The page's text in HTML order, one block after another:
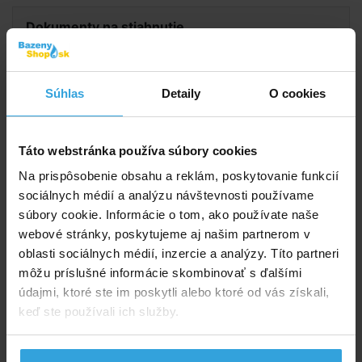
Súhlas Detaily O cookies
Táto webstránka používa súbory cookies
Na prispôsobenie obsahu a reklám, poskytovanie funkcií
sociálnych médií a analýzu návštevnosti používame
súbory cookie. Informácie o tom, ako používate naše
webové stránky, poskytujeme aj našim partnerom v
oblasti sociálnych médií, inzercie a analýzy. Títo partneri
môžu príslušné informácie skombinovať s ďalšími
údajmi, ktoré ste im poskytli alebo ktoré od vás získali,
keď ste používali ich služby.
Dokumenty na stiahnutie
Návod na čerpadlo BRILIX FXP